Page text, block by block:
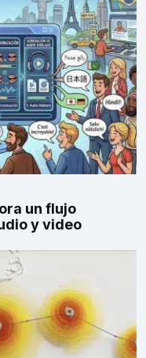
un flujo
y video